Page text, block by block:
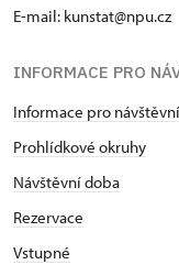
E-mail: kunstat@npu.cz
INFORMACE PRO
Informace pro
Prohlídkové okruhy
Návštěvní doba
Rezervace
Vstupné